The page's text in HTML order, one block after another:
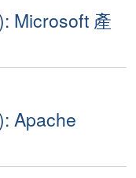
Microsoft 產
Apache